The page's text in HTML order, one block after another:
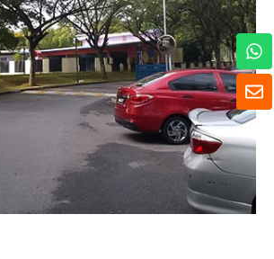
E
n
v
e
l
o
p
W
h
a
t
s
p
p